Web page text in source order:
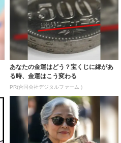
あなたの金運はどう？宝くじに縁があ
る時、金運はこう変わる
PR(合同会社デジタルファーム )